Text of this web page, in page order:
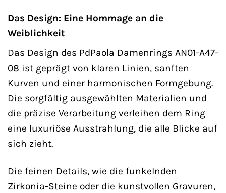
Das Design: Eine Hommage an die
Weiblichkeit
Das Design des PdPaola Damenrings AN01-A47-
08 ist geprägt von klaren Linien, sanften
Kurven und einer harmonischen Formgebung.
Die sorgfältig ausgewählten Materialien und
die präzise Verarbeitung verleihen dem Ring
eine luxuriöse Ausstrahlung, die alle Blicke auf
sich zieht.
Die feinen Details, wie die funkelnden
Zirkonia-Steine oder die kunstvollen Gravuren,